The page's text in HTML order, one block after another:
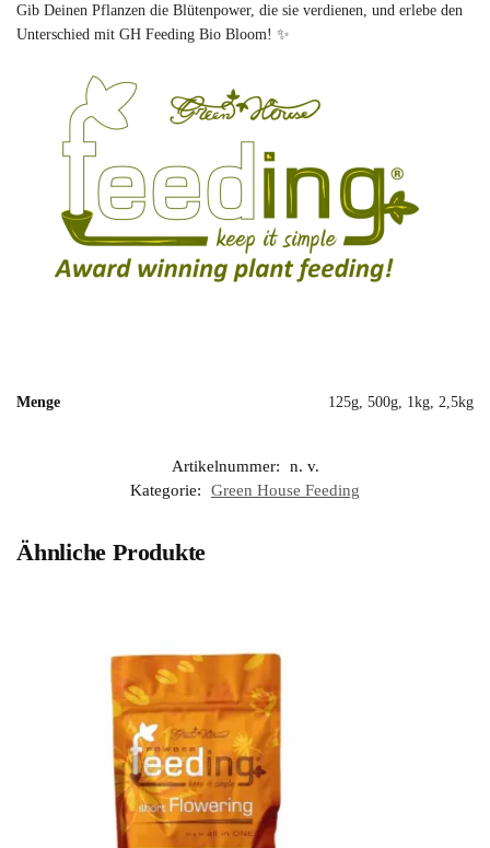
Gib Deinen Pflanzen die Blütenpower, die sie verdienen, und erlebe den
Unterschied mit GH Feeding Bio Bloom! ✨
Menge 125g, 500g, 1kg, 2,5kg
Artikelnummer:
n. v.
Kategorie:
Green House Feeding
Ähnliche Produkte